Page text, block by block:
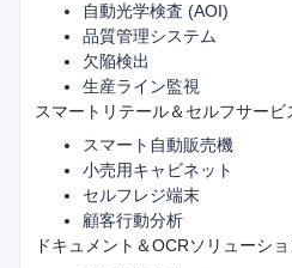
自動光学検査 (AOI)
品質管理システム
欠陥検出
生産ライン監視
スマートリテール＆セルフサービ
スマート自動販売機
小売用キャビネット
セルフレジ端末
顧客行動分析
ドキュメント＆OCRソリューショ